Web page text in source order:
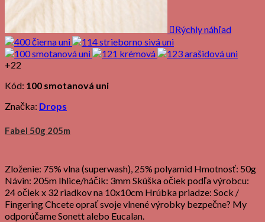
Rýchly náhľad
+22
Kód: 100 smotanová uni
Značka: Drops
Fabel 50g 205m
Zloženie: 75% vlna (superwash), 25% polyamid Hmotnosť: 50g
Návin: 205m Ihlice/háčik: 3mm Skúška očiek podľa výrobcu:
24 očiek x 32 riadkov na 10x10cm Hrúbka priadze: Sock /
Fingering Chcete oprať svoje vlnené výrobky bezpečne? My
odporúčame Sonett alebo Eucalan.